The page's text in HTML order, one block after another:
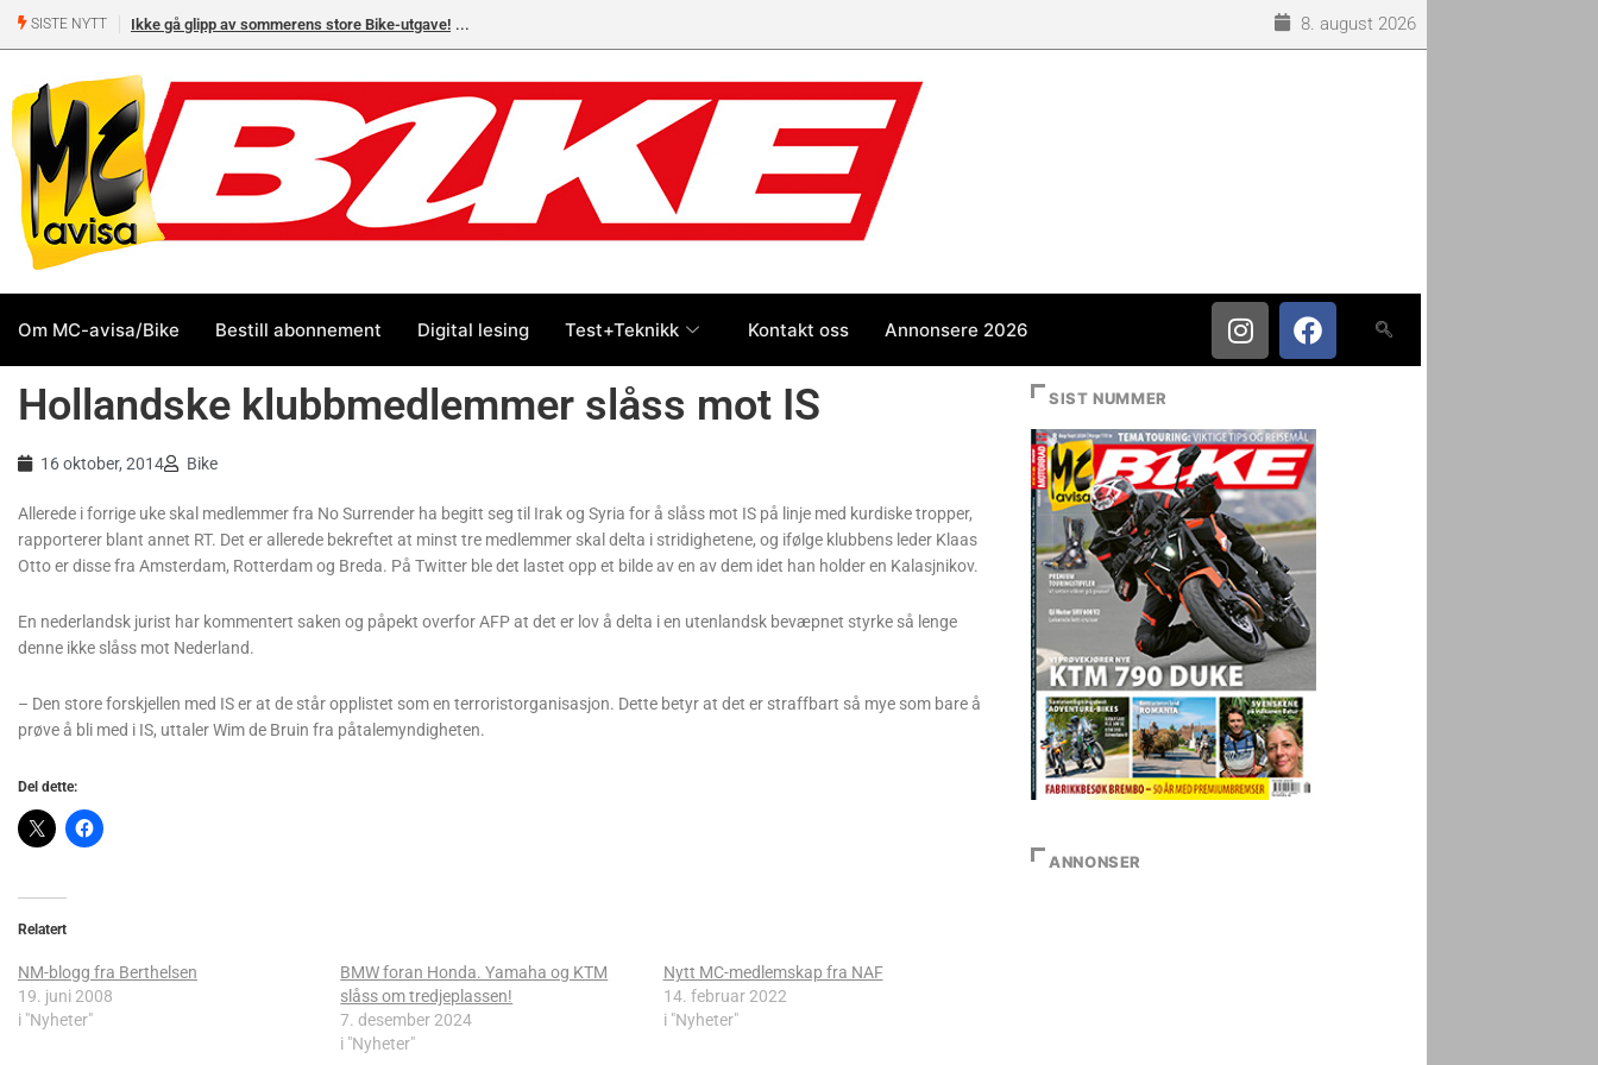
SISTE NYTT Ikke gå glipp av sommerens store Bike-utgave! 8. august 2026
Om MC-avisa/Bike Bestill abonnement Digital lesing Test+Teknikk Kontakt oss Annonsere 2026
Hollandske klubbmedlemmer slåss mot IS
16 oktober, 2014 Bike
Allerede i forrige uke skal medlemmer fra No Surrender ha begitt seg til Irak og Syria for å slåss mot IS på linje med kurdiske tropper,
rapporterer blant annet RT. Det er allerede bekreftet at minst tre medlemmer skal delta i stridighetene, og ifølge klubbens leder Klaas
Otto er disse fra Amsterdam, Rotterdam og Breda. På Twitter ble det lastet opp et bilde av en av dem idet han holder en Kalasjnikov.
En nederlandsk jurist har kommentert saken og påpekt overfor AFP at det er lov å delta i en utenlandsk bevæpnet styrke så lenge
denne ikke slåss mot Nederland.
– Den store forskjellen med IS er at de står opplistet som en terroristorganisasjon. Dette betyr at det er straffbart så mye som bare å
prøve å bli med i IS, uttaler Wim de Bruin fra påtalemyndigheten.
Del dette:
Relatert
NM-blogg fra Berthelsen
19. juni 2008
i "Nyheter"
BMW foran Honda. Yamaha og KTM
slåss om tredjeplassen!
7. desember 2024
i "Nyheter"
Nytt MC-medlemskap fra NAF
14. februar 2022
i "Nyheter"
SIST NUMMER
ANNONSER